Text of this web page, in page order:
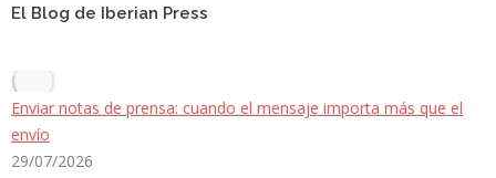
El Blog de Iberian Press
Enviar notas de prensa: cuando el mensaje importa más que el
envío
29/07/2026